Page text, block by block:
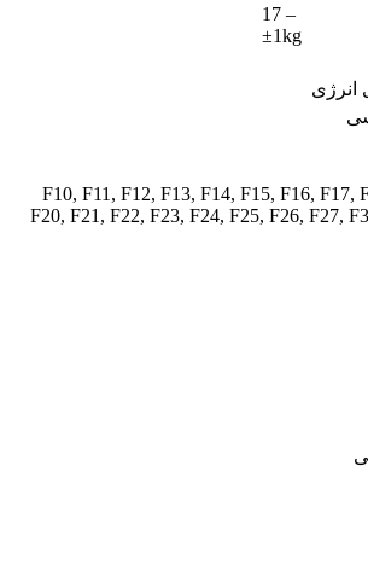
17 –
±1kg
انرژی
F10, F11 , F12, F13, F14, F15, F16, F17,
F20, F21 , F22, F23, F24, F25, F26, F27, F3